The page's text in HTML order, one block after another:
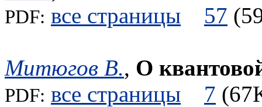
PDF: все страницы 57
Митюгов В., О
PDF: все страницы 7